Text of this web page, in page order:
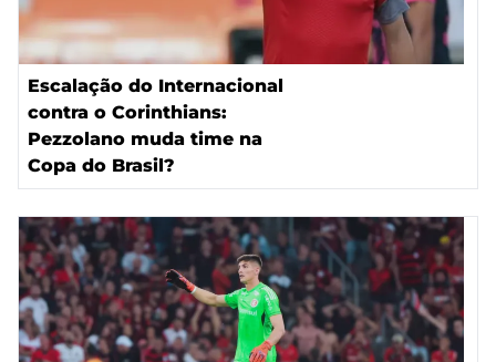
Escalação do Internacional
contra o Corinthians:
Pezzolano muda time na
Copa do Brasil?